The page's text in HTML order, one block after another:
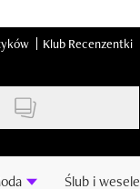
Klub Recenzentki
Ślub i wesele